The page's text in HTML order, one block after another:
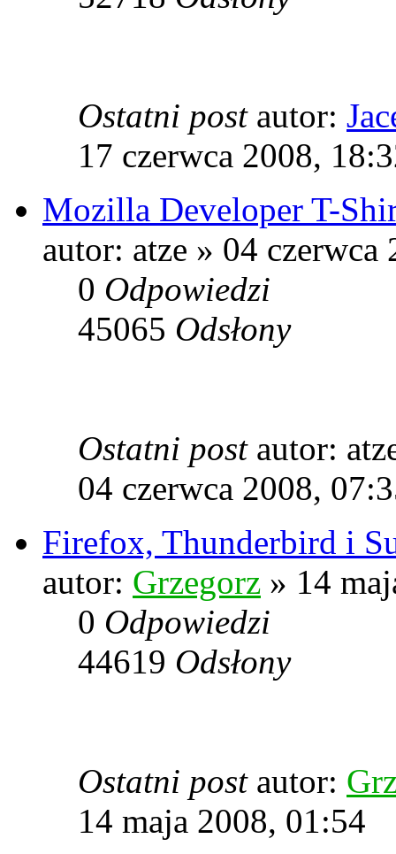
Ostatni post autor:
17 czerwca 2008,
Mozilla Developer T-
autor: atze » 04 czerwca
0 Odpowiedzi
45065 Odsłony
Ostatni post autor:
04 czerwca 2008,
Firefox, Thunderbird i
autor: Grzegorz » 14
0 Odpowiedzi
44619 Odsłony
Ostatni post autor:
14 maja 2008, 01:54